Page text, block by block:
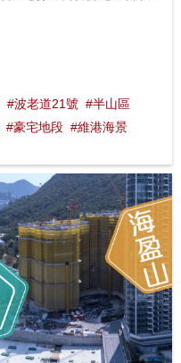
#波老道21號 #半山區
#豪宅地段 #維港海景